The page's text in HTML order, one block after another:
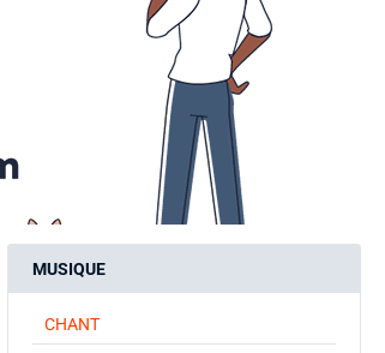
SPORT A LA CARTE
ATELIER CREATIF
CALLIGRAPHIE
MUSIQUE
CHANT